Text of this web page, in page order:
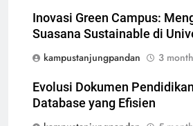
Inovasi Green Campus:
Suasana Sustainable di
kampustanjungpandan
3
Evolusi Dokumen
Database yang Efisien